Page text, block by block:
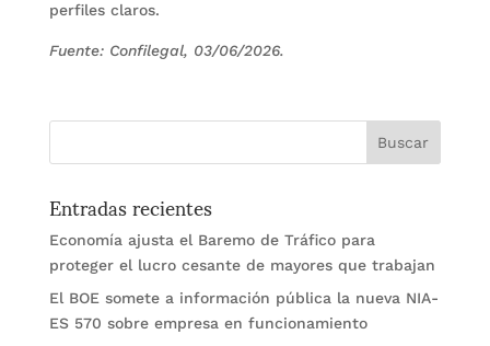
perfiles claros.
Fuente: Confilegal, 03/06/2026.
Entradas recientes
Economía ajusta el Baremo de Tráfico para
proteger el lucro cesante de mayores que trabajan
El BOE somete a información pública la nueva NIA-
ES 570 sobre empresa en funcionamiento